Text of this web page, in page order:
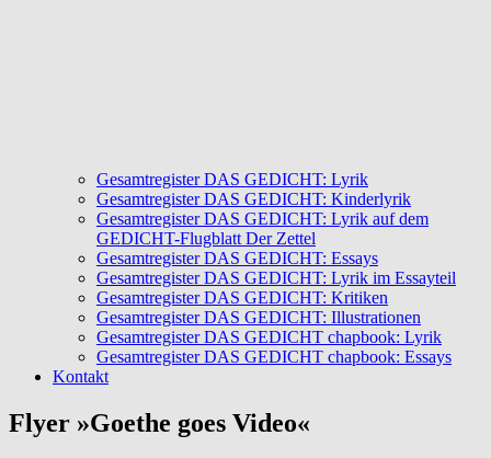
Gesamtregister DAS GEDICHT: Lyrik
Gesamtregister DAS GEDICHT: Kinderlyrik
Gesamtregister DAS GEDICHT: Lyrik auf dem
GEDICHT-Flugblatt Der Zettel
Gesamtregister DAS GEDICHT: Essays
Gesamtregister DAS GEDICHT: Lyrik im Essayteil
Gesamtregister DAS GEDICHT: Kritiken
Gesamtregister DAS GEDICHT: Illustrationen
Gesamtregister DAS GEDICHT chapbook: Lyrik
Gesamtregister DAS GEDICHT chapbook: Essays
Kontakt
Flyer »Goethe goes Video«